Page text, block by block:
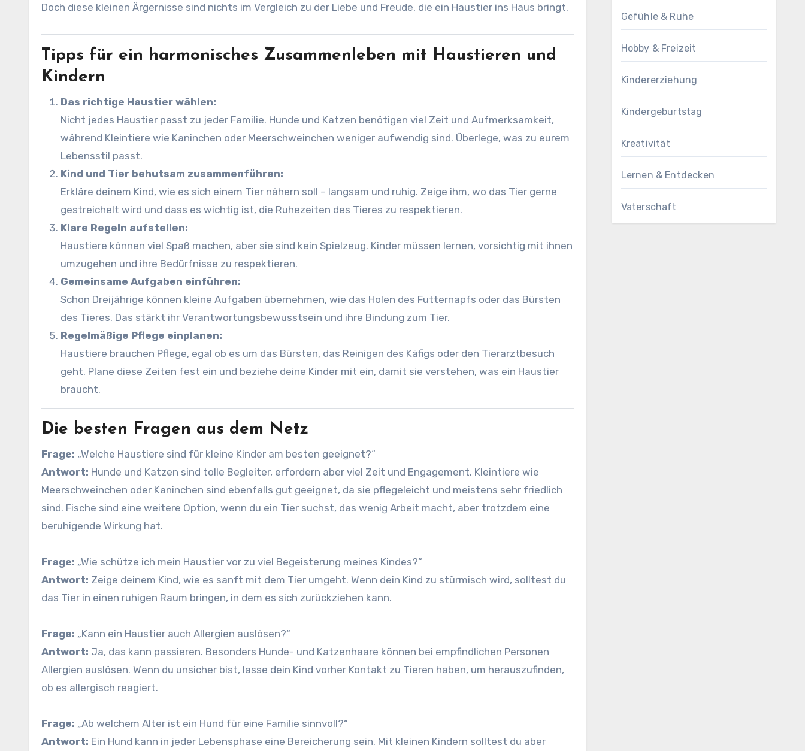
Doch diese kleinen Ärgernisse sind nichts im Vergleich zu der Liebe und Freude, die ein Haustier ins Haus bringt.
Tipps für ein harmonisches Zusammenleben mit Haustieren und
Kindern
Das richtige Haustier wählen:
Nicht jedes Haustier passt zu jeder Familie. Hunde und Katzen benötigen viel Zeit und Aufmerksamkeit,
während Kleintiere wie Kaninchen oder Meerschweinchen weniger aufwendig sind. Überlege, was zu eurem
Lebensstil passt.
Kind und Tier behutsam zusammenführen:
Erkläre deinem Kind, wie es sich einem Tier nähern soll – langsam und ruhig. Zeige ihm, wo das Tier gerne
gestreichelt wird und dass es wichtig ist, die Ruhezeiten des Tieres zu respektieren.
Klare Regeln aufstellen:
Haustiere können viel Spaß machen, aber sie sind kein Spielzeug. Kinder müssen lernen, vorsichtig mit ihnen
umzugehen und ihre Bedürfnisse zu respektieren.
Gemeinsame Aufgaben einführen:
Schon Dreijährige können kleine Aufgaben übernehmen, wie das Holen des Futternapfs oder das Bürsten
des Tieres. Das stärkt ihr Verantwortungsbewusstsein und ihre Bindung zum Tier.
Regelmäßige Pflege einplanen:
Haustiere brauchen Pflege, egal ob es um das Bürsten, das Reinigen des Käfigs oder den Tierarztbesuch
geht. Plane diese Zeiten fest ein und beziehe deine Kinder mit ein, damit sie verstehen, was ein Haustier
braucht.
Die besten Fragen aus dem Netz
Frage: „Welche Haustiere sind für kleine Kinder am besten geeignet?“
Antwort: Hunde und Katzen sind tolle Begleiter, erfordern aber viel Zeit und Engagement. Kleintiere wie
Meerschweinchen oder Kaninchen sind ebenfalls gut geeignet, da sie pflegeleicht und meistens sehr friedlich
sind. Fische sind eine weitere Option, wenn du ein Tier suchst, das wenig Arbeit macht, aber trotzdem eine
beruhigende Wirkung hat.
Frage: „Wie schütze ich mein Haustier vor zu viel Begeisterung meines Kindes?“
Antwort: Zeige deinem Kind, wie es sanft mit dem Tier umgeht. Wenn dein Kind zu stürmisch wird, solltest du
das Tier in einen ruhigen Raum bringen, in dem es sich zurückziehen kann.
Frage: „Kann ein Haustier auch Allergien auslösen?“
Antwort: Ja, das kann passieren. Besonders Hunde- und Katzenhaare können bei empfindlichen Personen
Allergien auslösen. Wenn du unsicher bist, lasse dein Kind vorher Kontakt zu Tieren haben, um herauszufinden,
ob es allergisch reagiert.
Frage: „Ab welchem Alter ist ein Hund für eine Familie sinnvoll?“
Antwort: Ein Hund kann in jeder Lebensphase eine Bereicherung sein. Mit kleinen Kindern solltest du aber
Gefühle & Ruhe
Hobby & Freizeit
Kindererziehung
Kindergeburtstag
Kreativität
Lernen & Entdecken
Vaterschaft